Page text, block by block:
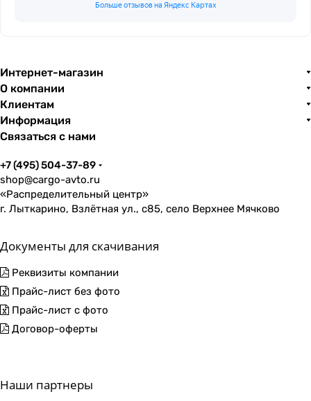
Больше отзывов на Яндекс Картах
Интернет-магазин
О компании
Клиентам
Информация
Связаться с нами
+7 (495) 504-37-89
shop@cargo-avto.ru
«Распределительный центр»
г. Лыткарино, Взлётная ул., с85, село Верхнее Мячково
Документы для скачивания
Реквизиты компании
Прайс-лист без фото
Прайс-лист с фото
Договор-оферты
Наши партнеры